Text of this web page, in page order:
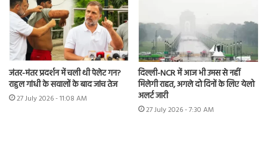
जंतर-मंतर प्रदर्शन में चली थी पेलेट गन?
राहुल गांधी के सवालों के बाद जांच तेज
27 July 2026 - 11:08 AM
दिल्ली-NCR में आज भी उमस से नहीं
मिलेगी राहत, अगले दो दिनों के लिए येलो
अलर्ट जारी
27 July 2026 - 7:30 AM